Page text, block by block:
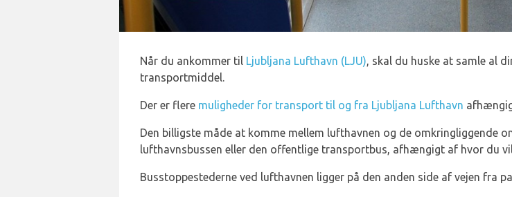
Når du ankommer til Ljubljana Lufthavn (LJU), skal du huske at samle al
transportmiddel.
Der er flere muligheder for transport til og fra Ljubljana Lufthavn
Den billigste måde at komme mellem lufthavnen og de omkringliggende
lufthavnsbussen eller den offentlige transportbus, afhængigt af hvor du
Busstoppestederne ved lufthavnen ligger på den anden side af vejen fra